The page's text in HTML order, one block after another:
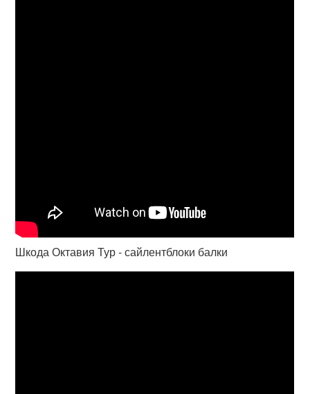
Шкода Октавия Тур - сайлентблоки балки